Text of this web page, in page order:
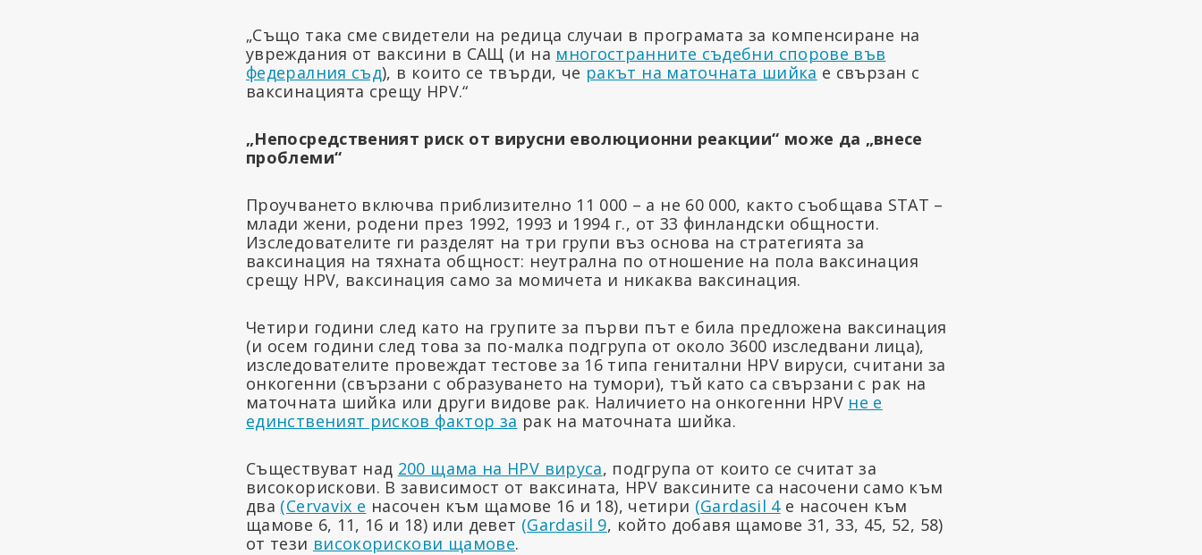
„Също така сме свидетели на редица случаи в програмата за компенсиране на
увреждания от ваксини в САЩ (и на многостранните съдебни спорове във
федералния съд), в които се твърди, че ракът на маточната шийка е свързан с
ваксинацията срещу HPV.“
„Непосредственият риск от вирусни еволюционни реакции“ може да „внесе
проблеми“
Проучването включва приблизително 11 000 – а не 60 000, както съобщава STAT –
млади жени, родени през 1992, 1993 и 1994 г., от 33 финландски общности.
Изследователите ги разделят на три групи въз основа на стратегията за
ваксинация на тяхната общност: неутрална по отношение на пола ваксинация
срещу HPV, ваксинация само за момичета и никаква ваксинация.
Четири години след като на групите за първи път е била предложена ваксинация
(и осем години след това за по-малка подгрупа от около 3600 изследвани лица),
изследователите провеждат тестове за 16 типа генитални HPV вируси, считани за
онкогенни (свързани с образуването на тумори), тъй като са свързани с рак на
маточната шийка или други видове рак. Наличието на онкогенни HPV не е
единственият рисков фактор за рак на маточната шийка.
Съществуват над 200 щама на HPV вируса, подгрупа от които се считат за
високорискови. В зависимост от ваксината, HPV ваксините са насочени само към
два (Cervavix е насочен към щамове 16 и 18), четири (Gardasil 4е насочен към
щамове 6, 11, 16 и 18) или девет (Gardasil 9, който добавя щамове 31, 33, 45, 52, 58)
от тези високорискови щамове.